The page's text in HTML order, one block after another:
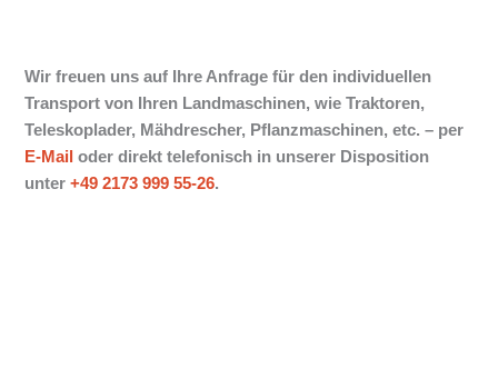
Wir freuen uns auf Ihre Anfrage für den individuellen
Transport von Ihren Landmaschinen, wie Traktoren,
Teleskoplader, Mähdrescher, Pflanzmaschinen, etc. – per
E-Mail oder direkt telefonisch in unserer Disposition
unter+49 2173 999 55-26.